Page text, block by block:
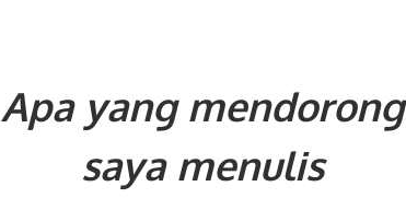
Apa yang mendorong
saya menulis